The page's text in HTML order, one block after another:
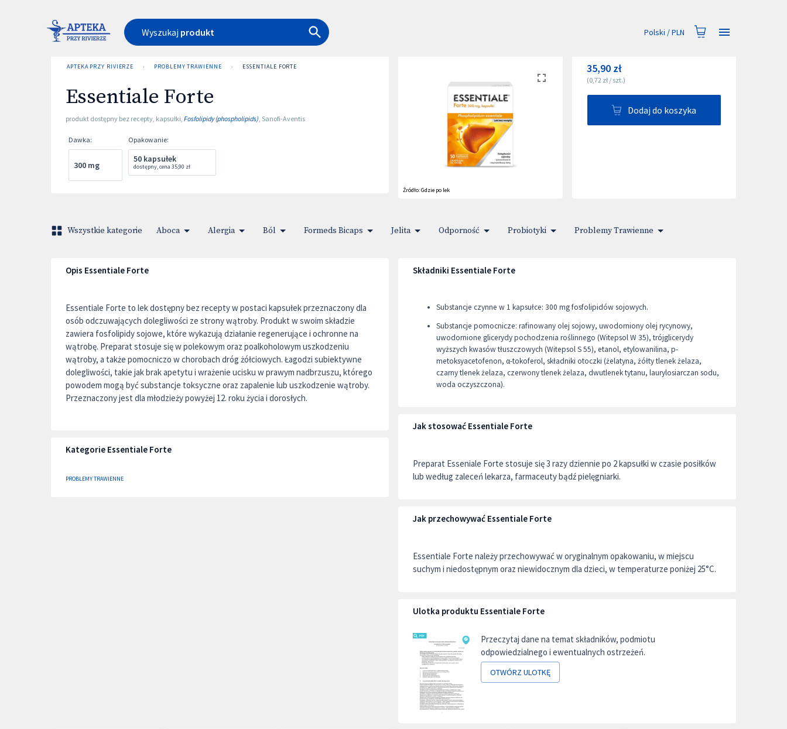
Wyszukaj produkt Polski /PLN
APTEKA PRZY RIVIERZE › PROBLEMY TRAWIENNE › ESSENTIALE FORTE
Essentiale Forte
produkt dostępny bez recepty, kapsułki, Fosfolipidy (phospholipids), Sanofi-Aventis
Dawka:
300 mg
Opakowanie:
50 kapsułek
dostępny,cena 35,90 zł
Źródło:Gdzie po lek
35,90 zł
(0,72 zł/ szt.)
Dodaj do koszyka
Wszystkie kategorie Aboca Alergia Ból Formeds Bicaps Jelita Odporność Probiotyki Problemy Trawienne
Opis Essentiale Forte
Essentiale Forte to lek dostępny bez recepty w postaci kapsułek przeznaczony dla
osób odczuwających dolegliwości ze strony wątroby. Produkt w swoim składzie
zawiera fosfolipidy sojowe, które wykazują działanie regenerujące i ochronne na
wątrobę. Preparat stosuje się w polekowym oraz poalkoholowym uszkodzeniu
wątroby, a także pomocniczo w chorobach dróg żółciowych. Łagodzi subiektywne
dolegliwości, takie jak brak apetytu i wrażenie ucisku w prawym nadbrzuszu, którego
powodem mogą być substancje toksyczne oraz zapalenie lub uszkodzenie wątroby.
Przeznaczony jest dla młodzieży powyżej 12. roku życia i dorosłych.
Kategorie Essentiale Forte
PROBLEMY TRAWIENNE
Składniki Essentiale Forte
Substancje czynne w 1 kapsułce: 300 mg fosfolipidów sojowych.
Substancje pomocnicze: rafinowany olej sojowy, uwodorniony olej rycynowy,
uwodornione glicerydy pochodzenia roślinnego (Witepsol W 35), trójglicerydy
wyższych kwasów tłuszczowych (Witepsol S 55), etanol, etylowanilina, p-
metoksyacetofenon, α-tokoferol, składniki otoczki (żelatyna, żółty tlenek żelaza,
czarny tlenek żelaza, czerwony tlenek żelaza, dwutlenek tytanu, laurylosiarczan sodu,
woda oczyszczona).
Jak stosować Essentiale Forte
Preparat Esseniale Forte stosuje się 3 razy dziennie po 2 kapsułki w czasie posiłków
lub według zaleceń lekarza, farmaceuty bądź pielęgniarki.
Jak przechowywać Essentiale Forte
Essentiale Forte należy przechowywać w oryginalnym opakowaniu, w miejscu
suchym i niedostępnym oraz niewidocznym dla dzieci, w temperaturze poniżej 25°C.
Ulotka produktu Essentiale Forte
Przeczytaj dane na temat składników, podmiotu
odpowiedzialnego i ewentualnych ostrzeżeń.
OTWÓRZ ULOTKĘ